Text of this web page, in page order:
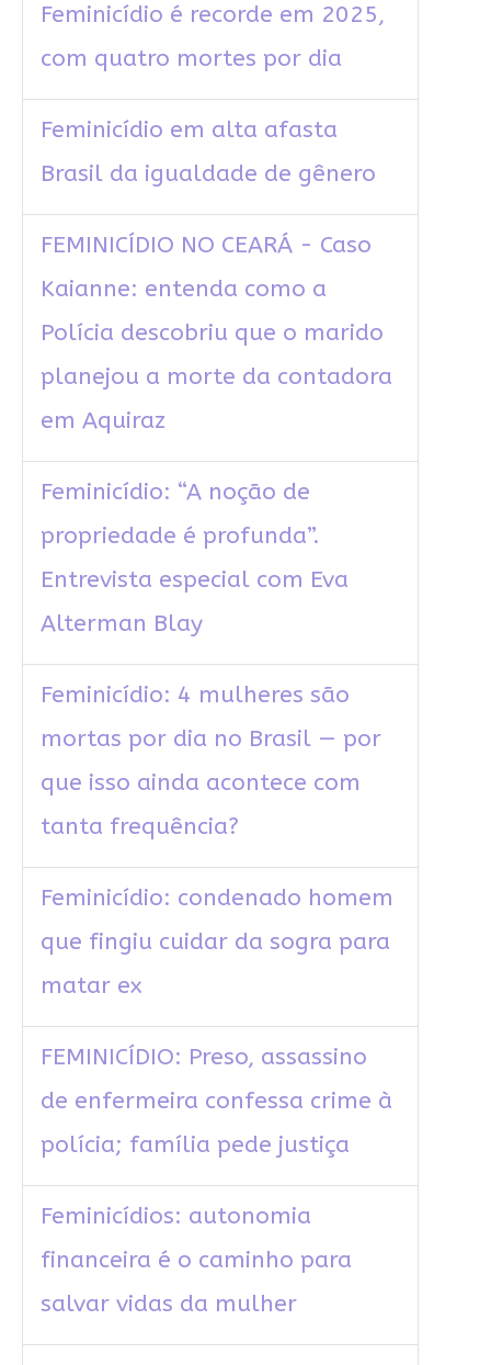
Feminicídio é recorde em 2025,
com quatro mortes por dia
Feminicídio em alta afasta
Brasil da igualdade de gênero
FEMINICÍDIO NO CEARÁ - Caso
Kaianne: entenda como a
Polícia descobriu que o marido
planejou a morte da contadora
em Aquiraz
Feminicídio: “A noção de
propriedade é profunda”.
Entrevista especial com Eva
Alterman Blay
Feminicídio: 4 mulheres são
mortas por dia no Brasil — por
que isso ainda acontece com
tanta frequência?
Feminicídio: condenado homem
que fingiu cuidar da sogra para
matar ex
FEMINICÍDIO: Preso, assassino
de enfermeira confessa crime à
polícia; família pede justiça
Feminicídios: autonomia
financeira é o caminho para
salvar vidas da mulher